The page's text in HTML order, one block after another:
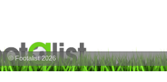
© Footalist 2026